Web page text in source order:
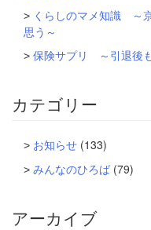
くらしのマメ知識 ～
思う～
保険サプリ ～引退後
カテゴリー
お知らせ (133)
みんなのひろば (79)
アーカイブ